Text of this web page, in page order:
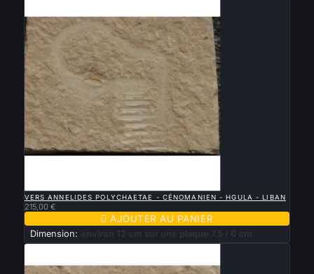
VERS ANNELIDES POLYCHAETAE - CÉNOMANIEN - HGULA - LIBAN
215,00 €
 AJOUTER AU PANIER
Dimension: environ 12 cm sur une plaque 7.5 / 6 cm